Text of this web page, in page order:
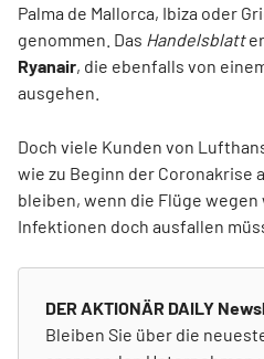
Palma de Mallorca, Ibiza oder
genommen. Das Handelsblatt
Ryanair, die ebenfalls von
ausgehen.
Doch viele Kunden von
wie zu Beginn der Coronakrise
bleiben, wenn die Flüge
Infektionen doch ausfallen
DER AKTIONÄR DAILY
Bleiben Sie über die